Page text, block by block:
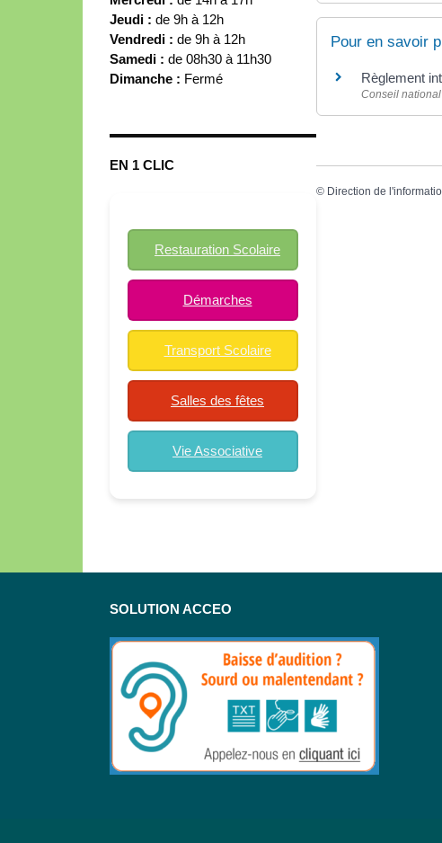
Jeudi : de 9h à 12h
Vendredi : de 9h à 12h
Samedi : de 08h30 à 11h30
Dimanche : Fermé
EN 1 CLIC
Restauration Scolaire
Démarches
Transport Scolaire
Salles des fêtes
Vie Associative
Pour en savoir
Règlement
Conseil
© Direction de
SOLUTION ACCEO